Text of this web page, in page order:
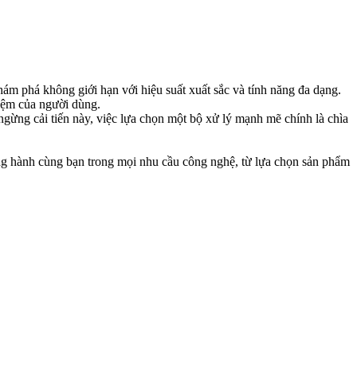
phá không giới hạn với hiệu suất xuất sắc và tính năng đa dạng.
của người dùng.
cải tiến này, việc lựa chọn một bộ xử lý mạnh mẽ chính là chìa
cùng bạn trong mọi nhu cầu công nghệ, từ lựa chọn sản phẩm